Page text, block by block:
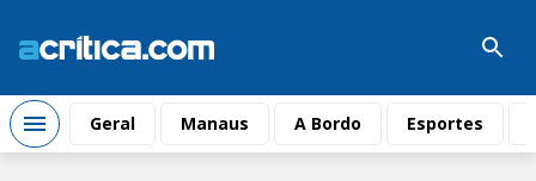
Geral Manaus A Bordo Esportes